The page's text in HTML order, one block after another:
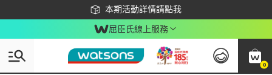
本期活動詳情請點我
下載app最高回饋$350
屈臣氏線上服務
0